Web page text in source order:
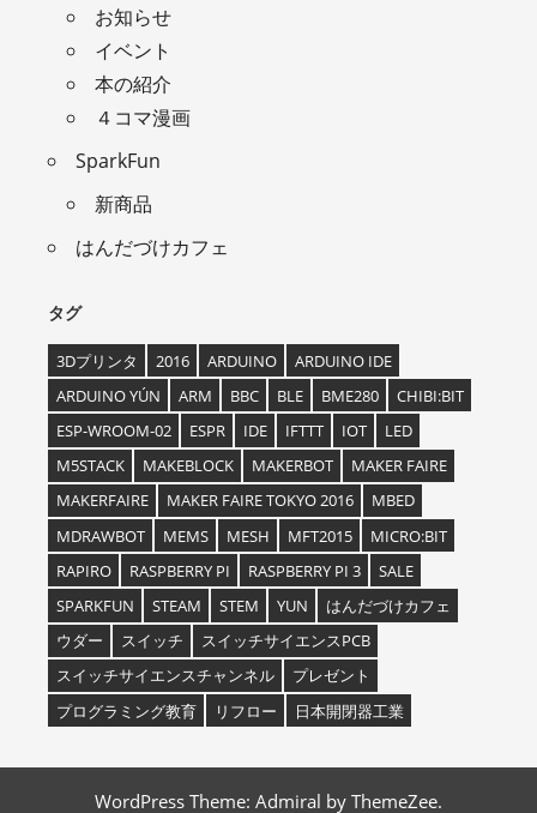
お知らせ
イベント
本の紹介
４コマ漫画
SparkFun
新商品
はんだづけカフェ
タグ
3Dプリンタ 2016 ARDUINO
ARDUINO IDE
ARDUINO YÚN
ARM BBC BLE BME280
CHIBI:BIT
ESP-WROOM-02
ESPR IDE IFTTT IOT
LED
M5STACK
MAKEBLOCK MAKERBOT
MAKER FAIRE
MAKERFAIRE
MAKER FAIRE TOKYO 2016
MBED
MDRAWBOT
MEMS MESH MFT2015
MICRO:BIT
RAPIRO
RASPBERRY PI RASPBERRY PI 3
SALE
SPARKFUN
STEAM STEM YUN
はんだづけカフェ
ウダー
スイッチ
スイッチサイエンスPCB
スイッチサイエンスチャンネル
プレゼント
プログラミング教育
リフロー 日本開閉器工業
WordPress Theme: Admiral by ThemeZee.